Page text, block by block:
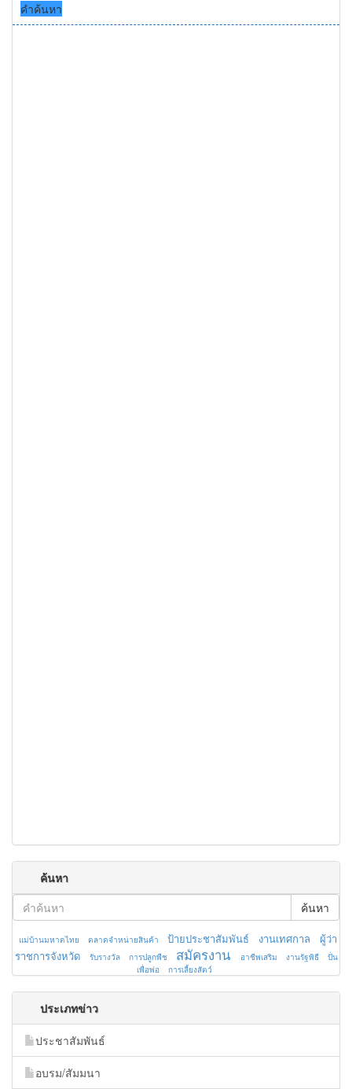
คำค้นหา
ค้นหา
ค้นหา
แม่บ้านมหาดไทย ตลาดจำหน่ายสินค้า ป้ายประชาสัมพันธ์ งานเทศกาล
ผู้ว่า
ราชการจังหวัด
รับรางวัล การปลูกพืช สมัครงาน อาชีพเสริม งานรัฐพิธี
ปั่น
เพื่อพ่อ
การเลี้ยงสัตว์
ประเภทข่าว
ประชาสัมพันธ์
อบรม/สัมมนา